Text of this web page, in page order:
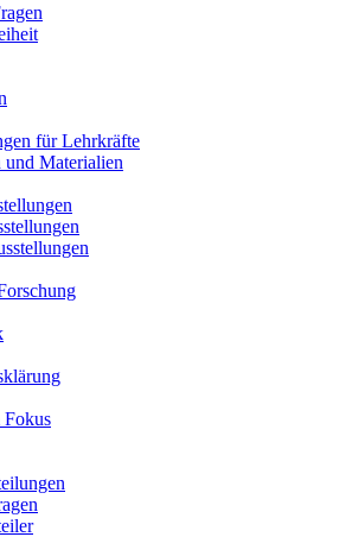
für Lehrkräfte
und Materialien